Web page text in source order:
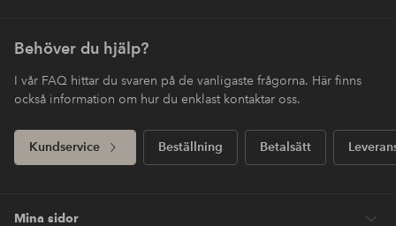
Behöver du hjälp?
I vår FAQ hittar du svaren på de vanligaste frågorna. Här finns
också information om hur du enklast kontaktar oss.
Kundservice Beställning Betalsätt
Mina sidor